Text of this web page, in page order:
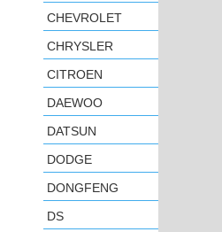
CHEVROLET
CHRYSLER
CITROEN
DAEWOO
DATSUN
DODGE
DONGFENG
DS